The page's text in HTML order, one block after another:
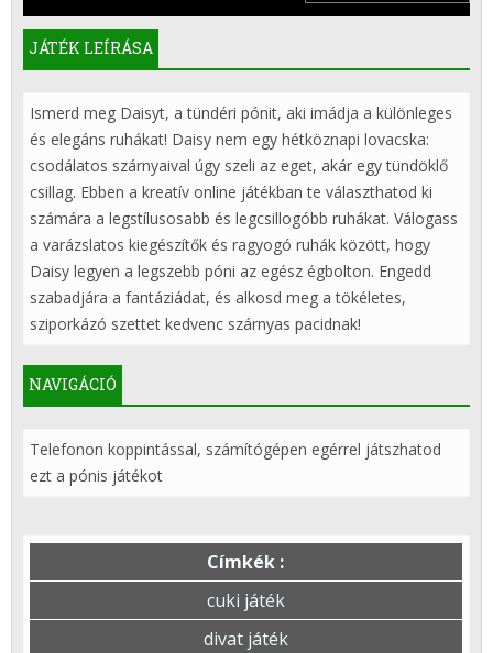
JÁTÉK LEÍRÁSA
Ismerd meg Daisyt, a tündéri pónit, aki imádja a különleges
és elegáns ruhákat! Daisy nem egy hétköznapi lovacska:
csodálatos szárnyaival úgy szeli az eget, akár egy tündöklő
csillag. Ebben a kreatív online játékban te választhatod ki
számára a legstílusosabb és legcsillogóbb ruhákat. Válogass
a varázslatos kiegészítők és ragyogó ruhák között, hogy
Daisy legyen a legszebb póni az egész égbolton. Engedd
szabadjára a fantáziádat, és alkosd meg a tökéletes,
sziporkázó szettet kedvenc szárnyas pacidnak!
NAVIGÁCIÓ
Telefonon koppintással, számítógépen egérrel játszhatod
ezt a pónis játékot
Címkék :
cuki játék
divat játék